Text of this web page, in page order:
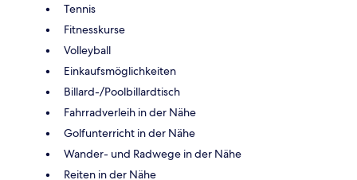
Tennis
Fitnesskurse
Volleyball
Einkaufsmöglichkeiten
Billard-/Poolbillardtisch
Fahrradverleih in der Nähe
Golfunterricht in der Nähe
Wander- und Radwege in der Nähe
Reiten in der Nähe